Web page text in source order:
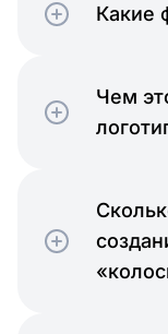
Какие
Чем